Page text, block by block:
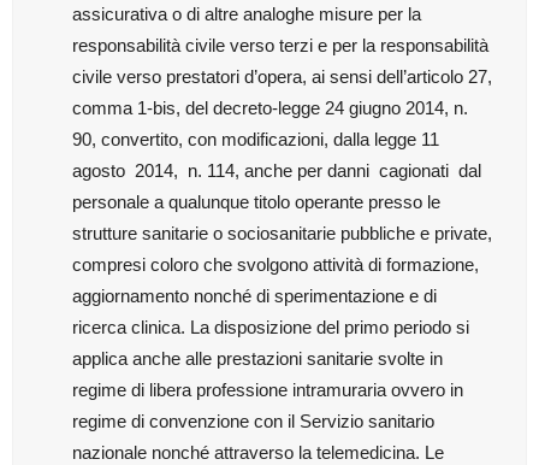
assicurativa o di altre analoghe misure per la
responsabilità civile verso terzi e per la responsabilità
civile verso prestatori d’opera, ai sensi dell’articolo 27,
comma 1-bis, del decreto-legge 24 giugno 2014, n.
90, convertito, con modificazioni, dalla legge 11
agosto 2014, n. 114, anche per danni cagionati dal
personale a qualunque titolo operante presso le
strutture sanitarie o sociosanitarie pubbliche e private,
compresi coloro che svolgono attività di formazione,
aggiornamento nonché di sperimentazione e di
ricerca clinica. La disposizione del primo periodo si
applica anche alle prestazioni sanitarie svolte in
regime di libera professione intramuraria ovvero in
regime di convenzione con il Servizio sanitario
nazionale nonché attraverso la telemedicina. Le